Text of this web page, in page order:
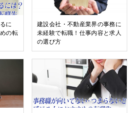
に
の転
建設会社・不動産業界の事務に
未経験で転職！仕事内容と求人
の選び方